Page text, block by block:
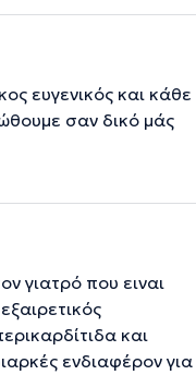
ευγενικός και κάθε
σαν δικό μάς
γιατρό που ειναι
και
ενδιαφέρον για